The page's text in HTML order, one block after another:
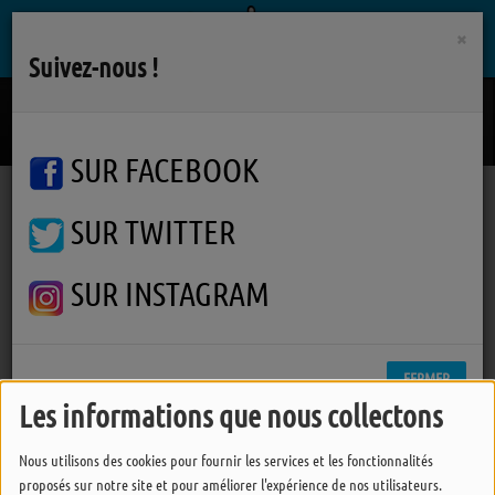
Les informations que nous collectons
Nous utilisons des cookies pour fournir les services et les fonctionnalités
proposés sur notre site et pour améliorer l'expérience de nos utilisateurs.
Podcasts Actualité politique
Elections départementales
2021, 2ème tour : Patrice
BERNARD et Hélène GABORIT
×
Suivez-nous !
SUR FACEBOOK
SUR TWITTER
SUR INSTAGRAM
FERMER